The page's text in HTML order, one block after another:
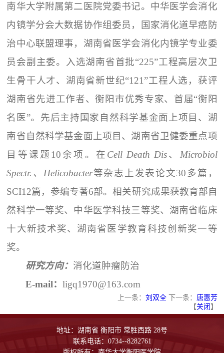
南华大学附属第二医院党委书记。中华医学会消化
内镜学分会大数据协作组委员，国家消化道早癌防
治中心联盟理事，湖南省医学会消化内镜学专业委
员会副主委。入选湖南省首批“225”工程高层次卫
生骨干人才、湖南省新世纪“121”工程人选，获评
湖南省先进工作者、衡阳市优秀专家、首届“衡阳
名医”。先后主持国家自然科学基金面上项目、湖
南省自然科学基金面上项目、湖南省卫健委重点项
目等课题10余项。在 Cell Death Dis、 Microbiol
Spectr.、Helicobacter等杂志上发表论文30多篇，
SCI12篇，参编专著6部。相关研究成果获教育部自
然科学一等奖、中华医学科技三等奖、湖南省临床
十大新技术奖、湖南省医学教育科技创新奖一等
奖。
研究方向： 消化道肿瘤防治
E-mail： ligq1970@163.com
上一条： 刘双全下一条： 唐惠芳
【关闭 】
地址：湖南省 衡阳市 常胜西路 28号
联系电话：0734--8282761